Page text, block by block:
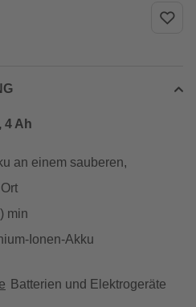
4 Ah
an einem sauberen,
min
Ionen-Akku
Batterien und Elektrogeräte